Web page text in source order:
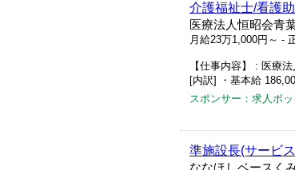
介護福祉士/看護
医療法人恒昭会青
月給23万1,000円～ -
【仕事内容】 : 医療
[内訳] ・基本給
スポンサー：求人ボッ
準施設長(サービ